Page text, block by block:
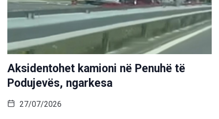
Aksidentohet kamioni në Penuhë të
Podujevës, ngarkesa
27/07/2026